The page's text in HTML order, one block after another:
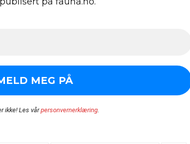
ikke! Les vårpersonvernerklæring.